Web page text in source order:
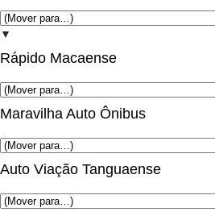
▼
Rápido Macaense
Maravilha Auto Ônibus
Auto Viação Tanguaense